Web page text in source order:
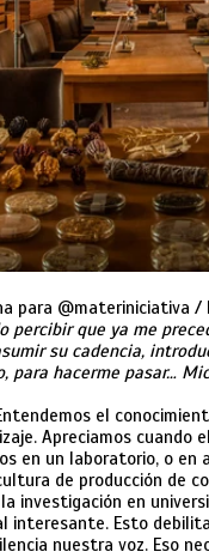
para @materiniciativa
que ya me
su cadencia,
hacerme pasar…
el
Apreciamos cuando
en un laboratorio, o en
de producción de
investigación en
interesante. Esto
nuestra voz. Eso